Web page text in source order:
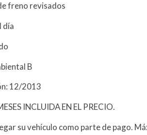
freno revisados
día
B
12/2013
INCLUIDA EN EL PRECIO.
su vehículo como parte de pago.